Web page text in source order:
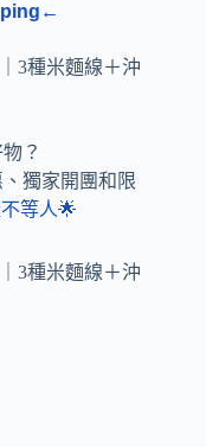
？
獨家開團和限
等人🌟